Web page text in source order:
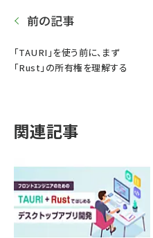
前の記事
「TAURI」を使う前に、まず
「Rust」の所有権を理解する
関連記事